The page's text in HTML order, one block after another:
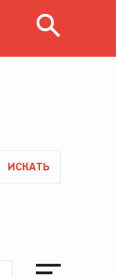
ИСКАТЬ